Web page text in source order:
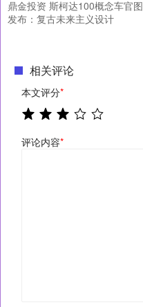
鼎金投资 斯柯达100概念车官图
发布：复古未来主义设计
相关评论
本文评分*
评论内容*